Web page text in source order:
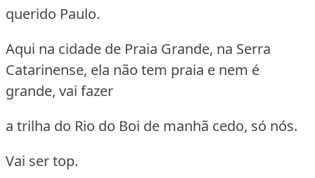
querido Paulo.
Aqui na cidade de Praia Grande, na Serra
Catarinense, ela não tem praia e nem é
grande, vai fazer
a trilha do Rio do Boi de manhã cedo, só nós.
Vai ser top.